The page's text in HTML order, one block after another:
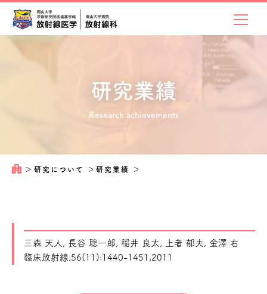
研究業績
Research achievements
＞ 研究について ＞研究業績 ＞
三森 天人, 長谷 聡一郎, 稲井 良太, 上者 郁夫, 金澤 右
臨床放射線,56(11):1440-1451,2011